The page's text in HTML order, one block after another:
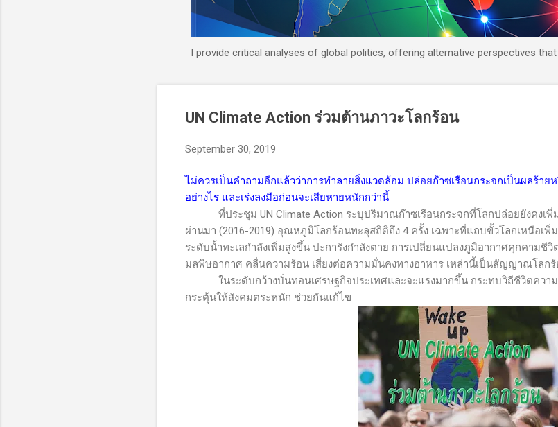
I provide critical analyses of global politics, offering alternative perspectives
UN Climate Action ร่วมต้านภาวะโลกร้อน
September 30, 2019
ไม่ควรเป็นคำถามอีกแล้วว่าการทำลายสิ่งแวดล้อม ปล่อยก๊าซเรือนกระจกเป็นผลร้า
อย่างไร และเร่งลงมือก่อนจะเสียหายหนักกว่านี้
ที่ประชุม UN Climate Action ระบุปริมาณก๊าซเรือนกระจกที่โลกปล่อยยังคงเ
ผ่านมา (2016-2019) อุณหภูมิโลกร้อนทะลุสถิติถึง 4 ครั้ง เฉพาะที่แถบขั้วโลกเหนือเพิ่
ระดับน้ำทะเลกำลังเพิ่มสูงขึ้น ปะการังกำลังตาย การเปลี่ยนแปลงภูมิอากาศคุกคาม
มลพิษอากาศ คลื่นความร้อน เสี่ยงต่อความมั่นคงทางอาหาร เหล่านี้เป็นสัญญาณโลก
ในระดับกว้างบั่นทอนเศรษฐกิจประเทศและจะแรงมากขึ้น กระทบวิถีชีวิตควา
กระตุ้นให้สังคมตระหนัก ช่วยกันแก้ไข